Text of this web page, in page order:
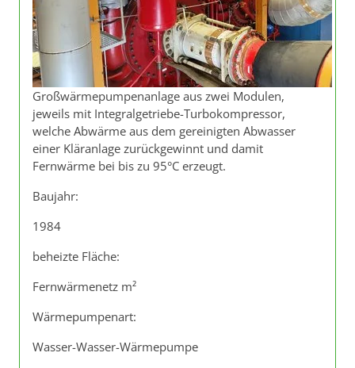
Großwärmepumpenanlage aus zwei Modulen,
jeweils mit Integralgetriebe-Turbokompressor,
welche Abwärme aus dem gereinigten Abwasser
einer Kläranlage zurückgewinnt und damit
Fernwärme bei bis zu 95°C erzeugt.
Baujahr:
1984
beheizte Fläche:
Fernwärmenetz m²
Wärmepumpenart:
Wasser-Wasser-Wärmepumpe